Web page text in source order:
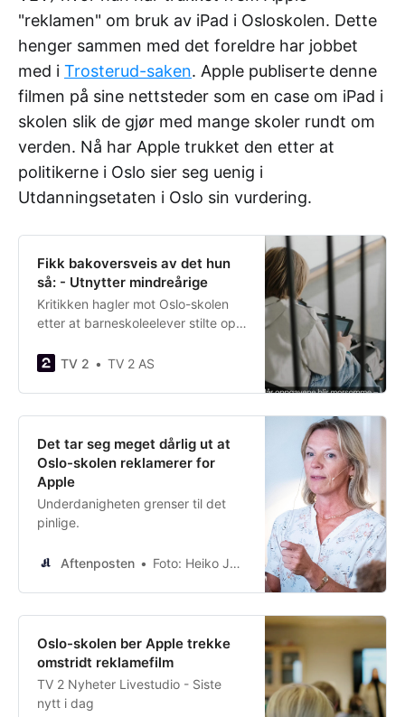
"reklamen" om bruk av iPad i Osloskolen. Dette
henger sammen med det foreldre har jobbet
med i Trosterud-saken. Apple publiserte denne
filmen på sine nettsteder som en case om iPad i
skolen slik de gjør med mange skoler rundt om
verden. Nå har Apple trukket den etter at
politikerne i Oslo sier seg uenig i
Utdanningsetaten i Oslo sin vurdering.
Fikk bakoversveis av det hun
så: - Utnytter mindreårige
Kritikken hagler mot Oslo-skolen
etter at barneskoleelever stilte opp
Angrer ikke, svarer Oslo-skolen.
TV 2 TV 2 AS
Det tar seg meget dårlig ut at
Oslo-skolen reklamerer for
Apple
Underdanigheten grenser til det
pinlige.
Aftenposten Foto: Heiko Junge, NTB
Oslo-skolen ber Apple trekke
omstridt reklamefilm
TV 2 Nyheter Livestudio - Siste
nytt i dag